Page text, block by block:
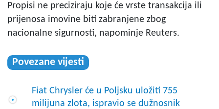
Propisi ne preciziraju koje će vrste transakcija ili
prijenosa imovine biti zabranjene zbog
nacionalne sigurnosti, napominje Reuters.
Povezane vijesti
Fiat Chrysler će u Poljsku uložiti 755
milijuna zlota, ispravio se dužnosnik